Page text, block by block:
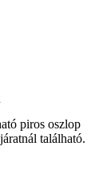
piros oszlop
található.